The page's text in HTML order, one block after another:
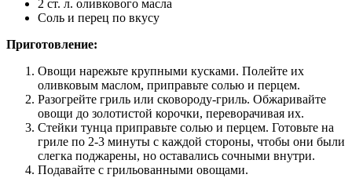
2 ст. л. оливкового масла
Соль и перец по вкусу
Приготовление:
Овощи нарежьте крупными кусками. Полейте их
оливковым маслом, приправьте солью и перцем.
Разогрейте гриль или сковороду-гриль. Обжаривайте
овощи до золотистой корочки, переворачивая их.
Стейки тунца приправьте солью и перцем. Готовьте на
гриле по 2-3 минуты с каждой стороны, чтобы они были
слегка поджарены, но оставались сочными внутри.
Подавайте с грильованными овощами.